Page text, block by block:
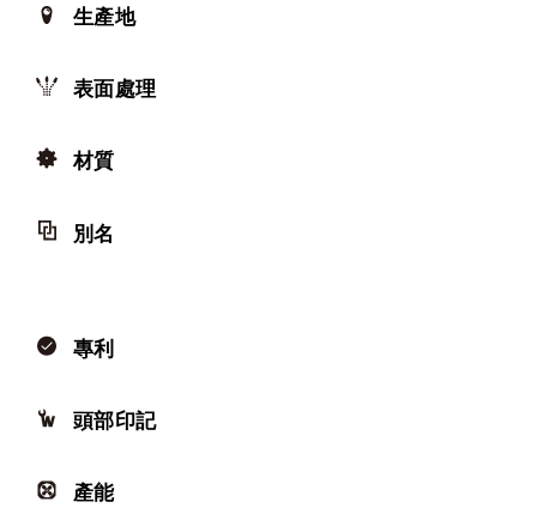
生產地
表面處理
材質
別名
專利
頭部印記
產能